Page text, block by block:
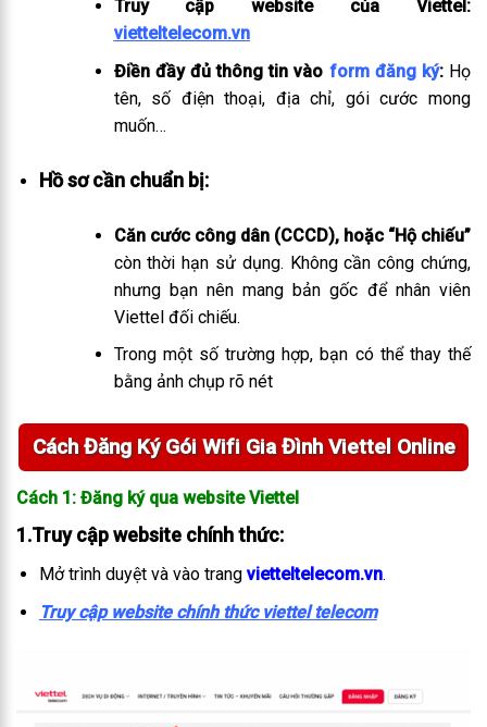
Truy cập website của Viettel:
vietteltelecom.vn
Điền đầy đủ thông tin vào form đăng ký: Họ
tên, số điện thoại, địa chỉ, gói cước mong
muốn…
Hồ sơ cần chuẩn bị:
Căn cước công dân (CCCD), hoặc “Hộ chiếu”
còn thời hạn sử dụng. Không cần công chứng,
nhưng bạn nên mang bản gốc để nhân viên
Viettel đối chiếu.
Trong một số trường hợp, bạn có thể thay thế
bằng ảnh chụp rõ nét
Cách Đăng Ký Gói Wifi Gia Đình Viettel Online
Cách 1: Đăng ký qua website Viettel
1.Truy cập website chính thức:
Mở trình duyệt và vào trang vietteltelecom.vn.
Truy cập website chính thức viettel telecom